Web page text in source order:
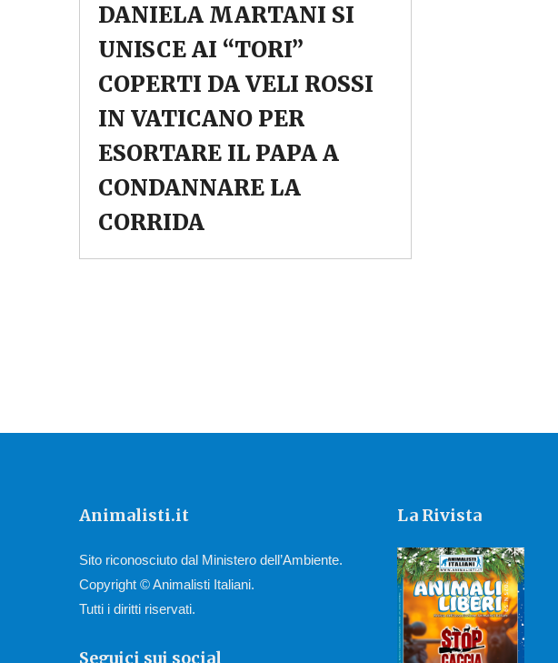
DANIELA MARTANI SI
UNISCE AI “TORI”
COPERTI DA VELI ROSSI
IN VATICANO PER
ESORTARE IL PAPA A
CONDANNARE LA
CORRIDA
Animalisti.it
Sito riconosciuto dal Ministero dell’Ambiente.
Copyright © Animalisti Italiani.
Tutti i diritti riservati.
Seguici sui social
La Rivista